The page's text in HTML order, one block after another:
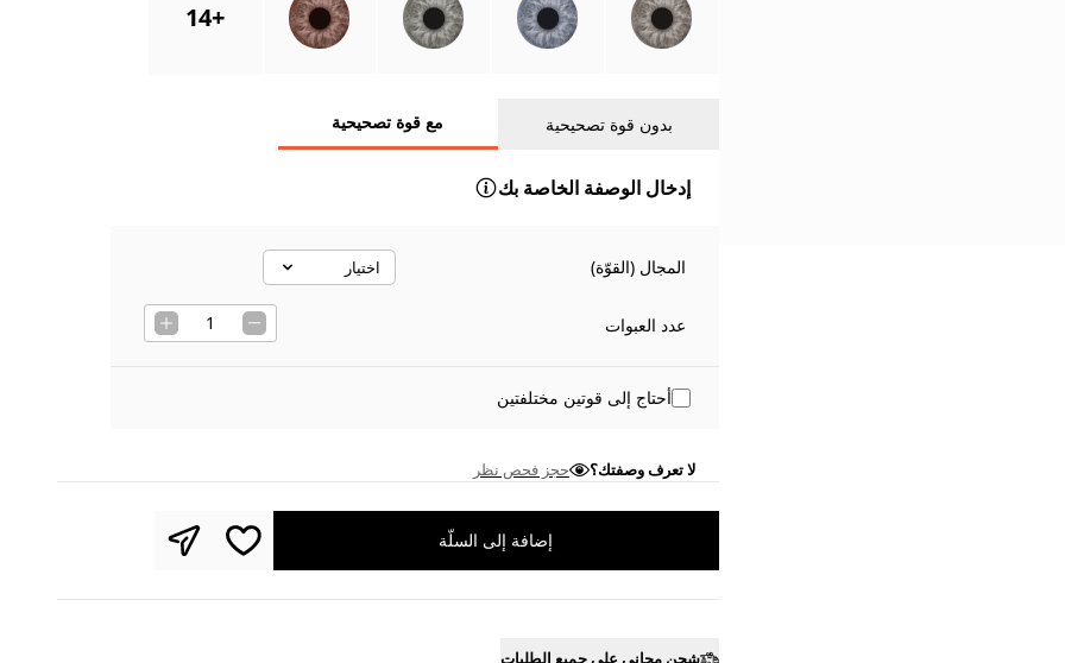
+
14
بدون قوة تصحيحية مع قوة تصحيحية
إدخال الوصفة الخاصة بك
المجال (القوّة) Select option
اختيار
عدد العبوات 1
أحتاج إلى قوتين مختلفتين
لا تعرف وصفتك؟ حجز فحص نظر
إضافة إلى السلّة
شحن مجاني على جميع الطلبات